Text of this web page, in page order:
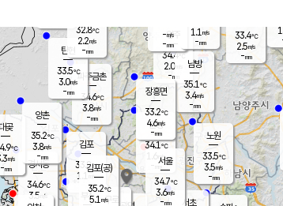
양주
34.4℃
2.0
-mm
경서동
34.6℃
3.5 m/s
파주금촌
34.6℃
3.8m/s
-mm
33.4℃
2.5m/s
-mm
대곶
℃
m/s
-mm
탄현
33.5℃
3.0m/s
-mm
김포
33.8℃
1.1 m/s
mm
부천
양촌
35.2℃
3.8m/s
-mm
구로
은평
34.1℃
1.6 m/s
- mm
노원
33.5℃
3.5m/s
-mm
서초
남방
35.1℃
3.4m/s
-mm
장흥면
33.2℃
4.6m/s
-mm
-m/s
-mm
김포(공)
35.2℃
5.1 m/s
서울
34.7℃
3.6m/s
-mm
32.8℃
2.2m/s
-mm
1.1 m/s
-mm